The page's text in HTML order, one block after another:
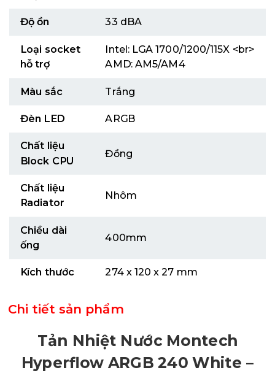
Độ ồn 33 dBA
Loại socket
hỗ trợ
Intel: LGA 1700/1200/115X <br>
AMD: AM5/AM4
Màu sắc Trắng
Đèn LED ARGB
Chất liệu
Block CPU
Đồng
Chất liệu
Radiator
Nhôm
Chiều dài
ống
400mm
Kích thước 274 x 120 x 27 mm
Chi tiết sản phẩm
Tản Nhiệt Nước Montech
Hyperflow ARGB 240 White –